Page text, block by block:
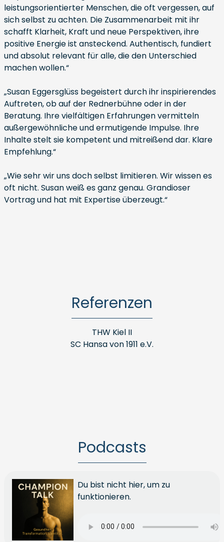
leistungsorientierter Menschen, die oft vergessen, auf
sich selbst zu achten. Die Zusammenarbeit mit ihr
schafft Klarheit, Kraft und neue Perspektiven, ihre
positive Energie ist ansteckend. Authentisch, fundiert
und absolut relevant für alle, die den Unterschied
machen wollen.“
„Susan Eggersglüss begeistert durch ihr inspirierendes
Auftreten, ob auf der Rednerbühne oder in der
Beratung. Ihre vielfältigen Erfahrungen vermitteln
außergewöhnliche und ermutigende Impulse. Ihre
Inhalte stelt sie kompetent und mitreißend dar. Klare
Empfehlung.“
„Wie sehr wir uns doch selbst limitieren. Wir wissen es
oft nicht. Susan weiß es ganz genau. Grandioser
Vortrag und hat mit Expertise überzeugt.“
Referenzen
THW Kiel II
SC Hansa von 1911 e.V.
Podcasts
Du bist nicht hier, um zu
funktionieren.